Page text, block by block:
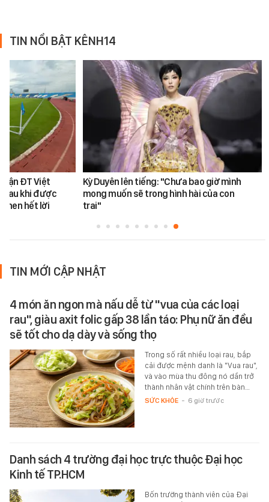
TIN NỔI BẬT KÊNH14
ĐT Việt
sau khi được
hết lời
Kỳ Duyên lên tiếng: "Chưa bao giờ mình
mong muốn sẽ trong hình hài của con
trai"
TIN MỚI CẬP NHẬT
4 món ăn ngon mà nấu dễ từ "vua của các loại
rau", giàu axit folic gấp 38 lần táo: Phụ nữ ăn đều
sẽ tốt cho dạ dày và sống thọ
Trong số rất nhiều loại rau, bắp
cải được mệnh danh là "Vua rau",
và vào mùa thu đông nó dần trở
thành nhân vật chính trên bàn…
SỨC KHỎE - 6 giờ trước
Danh sách 4 trường đại học trực thuộc Đại học
Kinh tế TP.HCM
Bốn trường thành viên của Đại